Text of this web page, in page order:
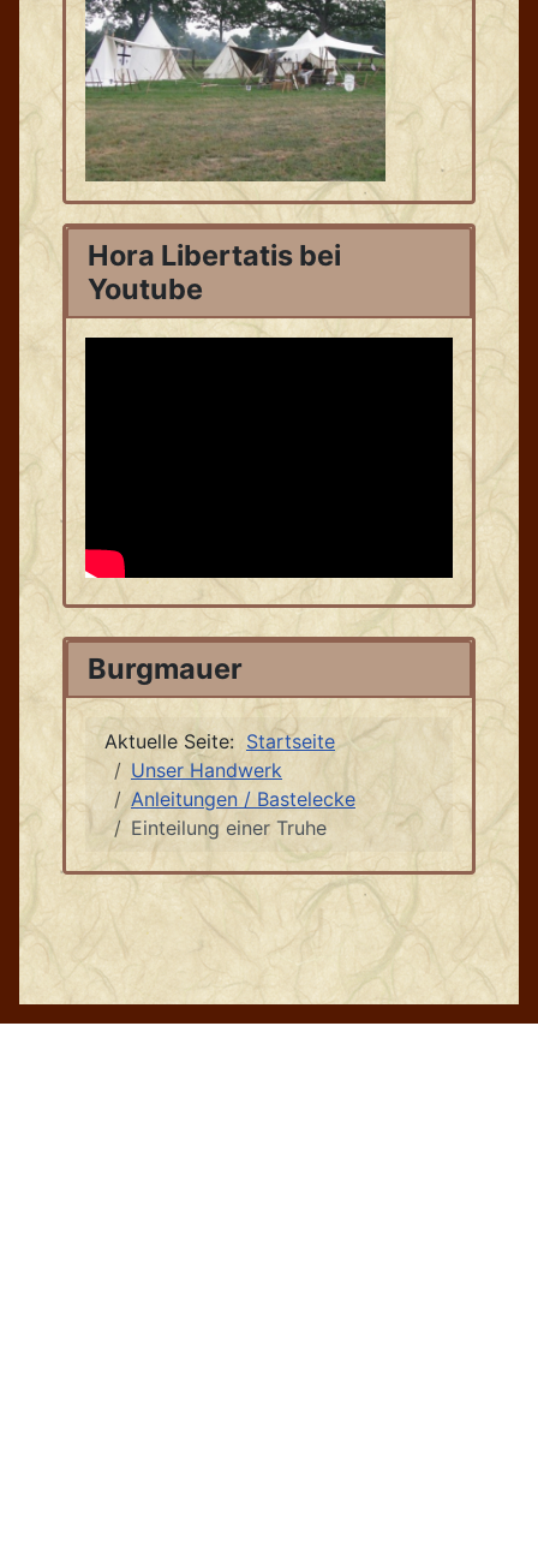
Hora Libertatis bei
Youtube
Burgmauer
Aktuelle Seite: Startseite
Unser Handwerk
Anleitungen / Bastelecke
Einteilung einer Truhe